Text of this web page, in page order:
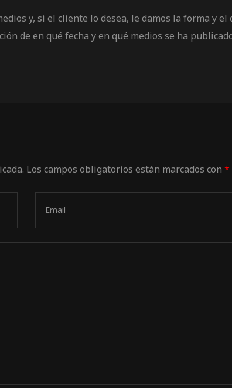
y, si el cliente lo desea, le damos la forma y
de en qué fecha y en qué medios se ha
Los campos obligatorios están marcados con *